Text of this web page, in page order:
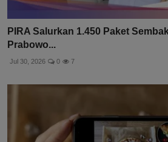
PIRA Salurkan 1.450 Paket
Prabowo...
Jul 30, 2026 0 7